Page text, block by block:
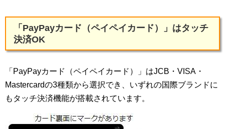
「PayPayカード（ペイペイカード）」はタッチ
決済OK
「PayPayカード（ペイペイカード）」はJCB・VISA・
Mastercardの3種類から選択でき、いずれの国際ブランドに
もタッチ決済機能が搭載されています。